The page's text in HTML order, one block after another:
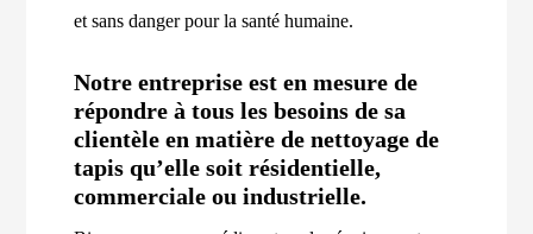
et sans danger pour la santé humaine.
Notre entreprise est en mesure de
répondre à tous les besoins de sa
clientèle en matière de nettoyage de
tapis qu’elle soit résidentielle,
commerciale ou industrielle.